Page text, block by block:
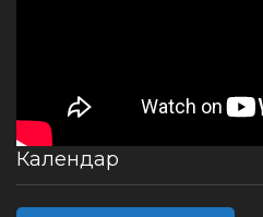
Календар